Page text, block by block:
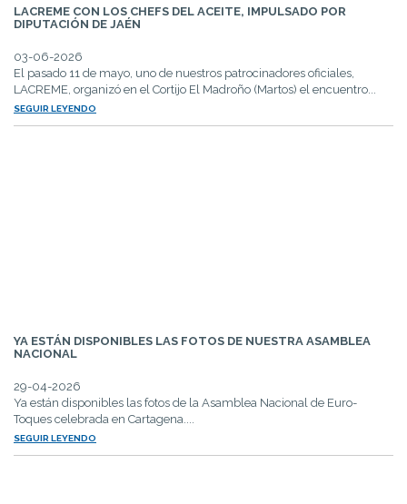
LACREME CON LOS CHEFS DEL ACEITE, IMPULSADO POR
DIPUTACIÓN DE JAÉN
03-06-2026
El pasado 11 de mayo, uno de nuestros patrocinadores oficiales,
LACREME, organizó en el Cortijo El Madroño (Martos) el encuentro...
SEGUIR LEYENDO
YA ESTÁN DISPONIBLES LAS FOTOS DE NUESTRA ASAMBLEA
NACIONAL
29-04-2026
Ya están disponibles las fotos de la Asamblea Nacional de Euro-
Toques celebrada en Cartagena....
SEGUIR LEYENDO